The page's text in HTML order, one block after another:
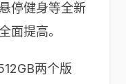
停健身等全新
面提高。
两个版